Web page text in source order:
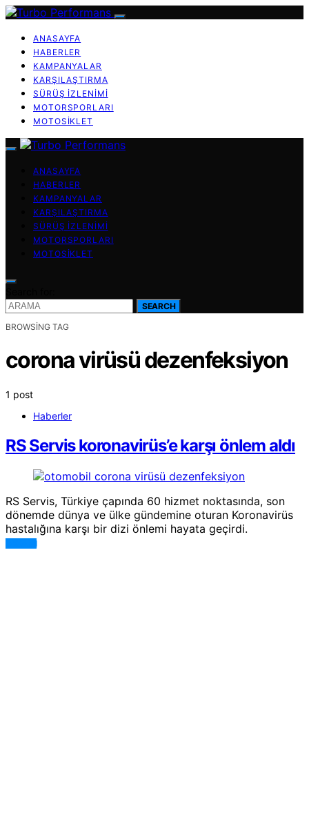
ANASAYFA
HABERLER
KAMPANYALAR
KARŞILAŞTIRMA
SÜRÜŞ İZLENIMI
MOTORSPORLARI
MOTOSIKLET
ANASAYFA
HABERLER
KAMPANYALAR
KARŞILAŞTIRMA
SÜRÜŞ İZLENIMI
MOTORSPORLARI
MOTOSIKLET
SEARCH
BROWSING TAG
corona virüsü dezenfeksiyon
1 post
Haberler
RS Servis koronavirüs’e karşı önlem aldı
RS Servis, Türkiye çapında 60 hizmet noktasında, son
dönemde dünya ve ülke gündemine oturan Koronavirüs
hastalığına karşı bir dizi önlemi hayata geçirdi.
DEVAMI